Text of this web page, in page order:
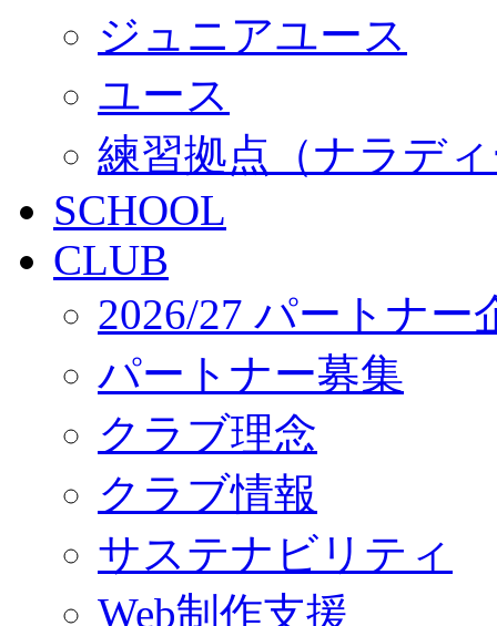
ジュニアユース
ユース
練習拠点（ナラデ
SCHOOL
CLUB
2026/27 パートナー
パートナー募集
クラブ理念
クラブ情報
サステナビリティ
Web制作支援